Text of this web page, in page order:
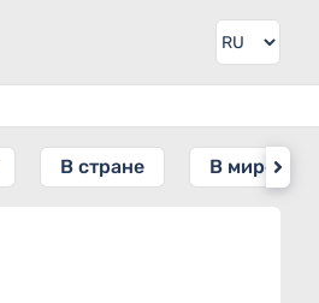
В стране В мире